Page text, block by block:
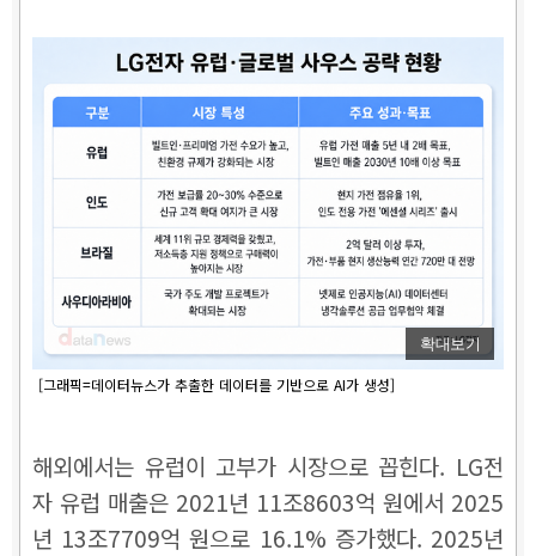
확대보기
[그래픽=데이터뉴스가 추출한 데이터를 기반으로 AI가 생성]
해외에서는 유럽이 고부가 시장으로 꼽힌다. LG전
자 유럽 매출은 2021년 11조8603억 원에서 2025
년 13조7709억 원으로 16.1% 증가했다. 2025년